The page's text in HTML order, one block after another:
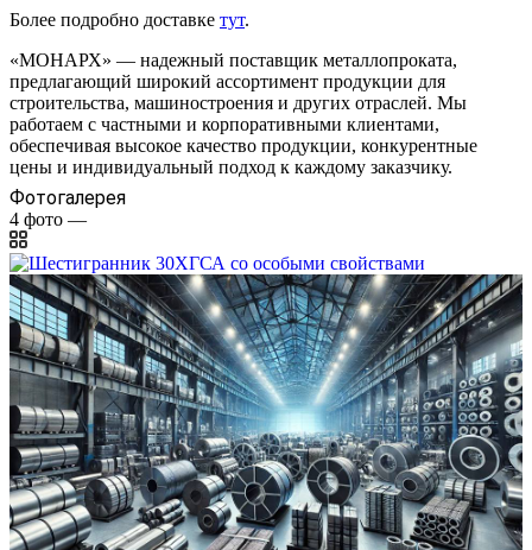
Более подробно доставке тут.
«МОНАРХ» — надежный поставщик металлопроката,
предлагающий широкий ассортимент продукции для
строительства, машиностроения и других отраслей. Мы
работаем с частными и корпоративными клиентами,
обеспечивая высокое качество продукции, конкурентные
цены и индивидуальный подход к каждому заказчику.
Фотогалерея
4 фото —